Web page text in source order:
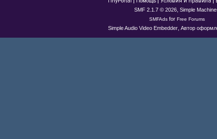
SMF 2.1.7 © 2026, Simple
SMFAdsfor Free Forums
Simple Audio Video Embedder, Автор